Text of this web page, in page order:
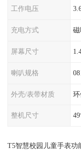
工作电压
充电方式
屏幕尺寸
喇叭规格
外壳/表带材质
整机尺寸
T5智慧校园儿童手表功